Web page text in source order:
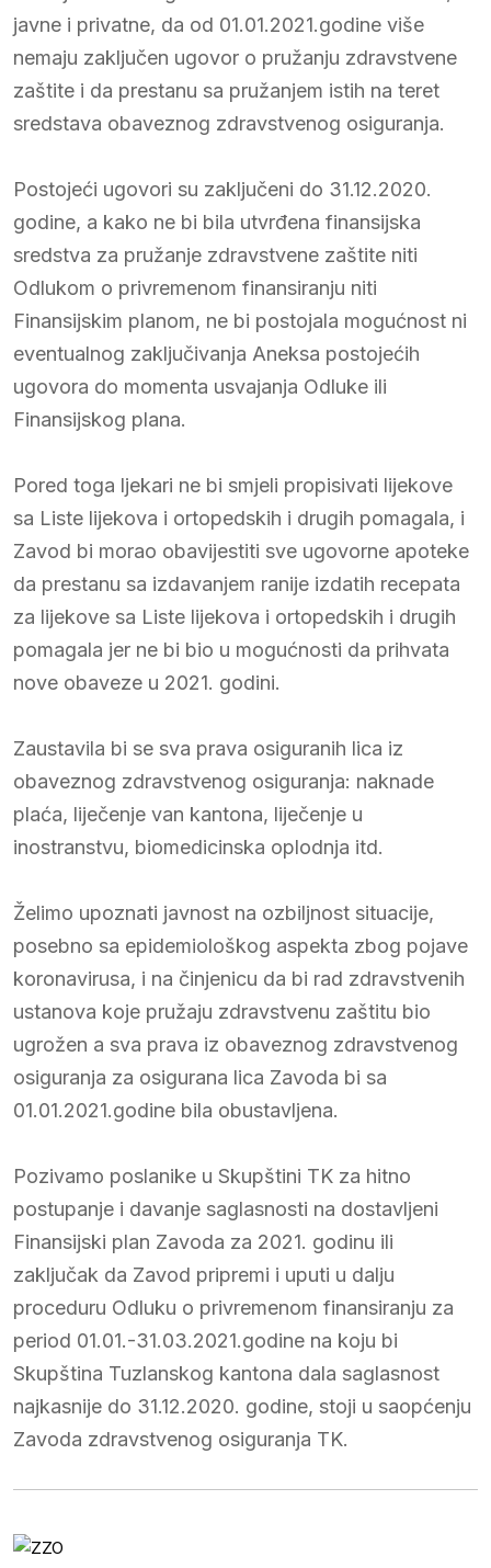
javne i privatne, da od 01.01.2021.godine više
nemaju zaključen ugovor o pružanju zdravstvene
zaštite i da prestanu sa pružanjem istih na teret
sredstava obaveznog zdravstvenog osiguranja.
Postojeći ugovori su zaključeni do 31.12.2020.
godine, a kako ne bi bila utvrđena finansijska
sredstva za pružanje zdravstvene zaštite niti
Odlukom o privremenom finansiranju niti
Finansijskim planom, ne bi postojala mogućnost ni
eventualnog zaključivanja Aneksa postojećih
ugovora do momenta usvajanja Odluke ili
Finansijskog plana.
Pored toga ljekari ne bi smjeli propisivati lijekove
sa Liste lijekova i ortopedskih i drugih pomagala, i
Zavod bi morao obavijestiti sve ugovorne apoteke
da prestanu sa izdavanjem ranije izdatih recepata
za lijekove sa Liste lijekova i ortopedskih i drugih
pomagala jer ne bi bio u mogućnosti da prihvata
nove obaveze u 2021. godini.
Zaustavila bi se sva prava osiguranih lica iz
obaveznog zdravstvenog osiguranja: naknade
plaća, liječenje van kantona, liječenje u
inostranstvu, biomedicinska oplodnja itd.
Želimo upoznati javnost na ozbiljnost situacije,
posebno sa epidemiološkog aspekta zbog pojave
koronavirusa, i na činjenicu da bi rad zdravstvenih
ustanova koje pružaju zdravstvenu zaštitu bio
ugrožen a sva prava iz obaveznog zdravstvenog
osiguranja za osigurana lica Zavoda bi sa
01.01.2021.godine bila obustavljena.
Pozivamo poslanike u Skupštini TK za hitno
postupanje i davanje saglasnosti na dostavljeni
Finansijski plan Zavoda za 2021. godinu ili
zaključak da Zavod pripremi i uputi u dalju
proceduru Odluku o privremenom finansiranju za
period 01.01.-31.03.2021.godine na koju bi
Skupština Tuzlanskog kantona dala saglasnost
najkasnije do 31.12.2020. godine, stoji u saopćenju
Zavoda zdravstvenog osiguranja TK.